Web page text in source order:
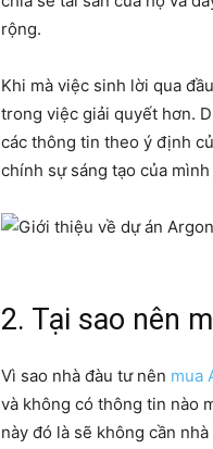
rộng.
Khi mà việc sinh lời qua
trong việc giải quyết hơn.
các thông tin theo ý định
chính sự sáng tạo của
2. Tại sao nên
Vì sao nhà đàu tư nên mua
và không có thông tin nào
này đó là sẽ không cần